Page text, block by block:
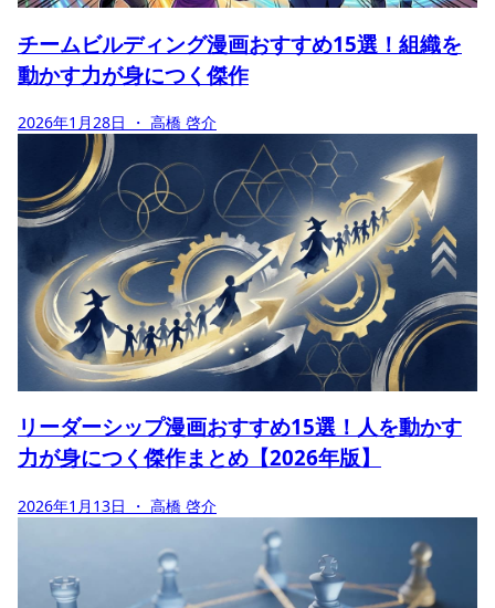
チームビルディング漫画おすすめ15選！組織を
動かす力が身につく傑作
2026年1月28日 ・ 高橋 啓介
リーダーシップ漫画おすすめ15選！人を動かす
力が身につく傑作まとめ【2026年版】
2026年1月13日 ・ 高橋 啓介